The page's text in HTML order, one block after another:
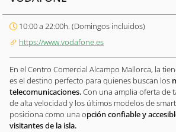
10:00 a 22:00h. (Domingos incluidos)
https://www.vodafone.es
En el Centro Comercial Alcampo Mallorca, la
es el destino perfecto para quienes buscan los
telecomunicaciones.Con una amplia oferta de
de alta velocidad y los últimos modelos de
posiciona como una opción confiable y
visitantes de la isla.